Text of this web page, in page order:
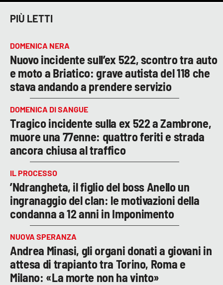
PIÙ LETTI
DOMENICA NERA
Nuovo incidente sull’ex 522, scontro tra auto
e moto a Briatico: grave autista del 118 che
stava andando a prendere servizio
DOMENICA DI SANGUE
Tragico incidente sulla ex 522 a Zambrone,
muore una 77enne: quattro feriti e strada
ancora chiusa al traffico
IL PROCESSO
’Ndrangheta, il figlio del boss Anello un
ingranaggio del clan: le motivazioni della
condanna a 12 anni in Imponimento
NUOVA SPERANZA
Andrea Minasi, gli organi donati a giovani in
attesa di trapianto tra Torino, Roma e
Milano: «La morte non ha vinto»